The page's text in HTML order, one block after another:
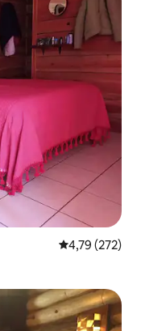
Średnia
4,79 (272)